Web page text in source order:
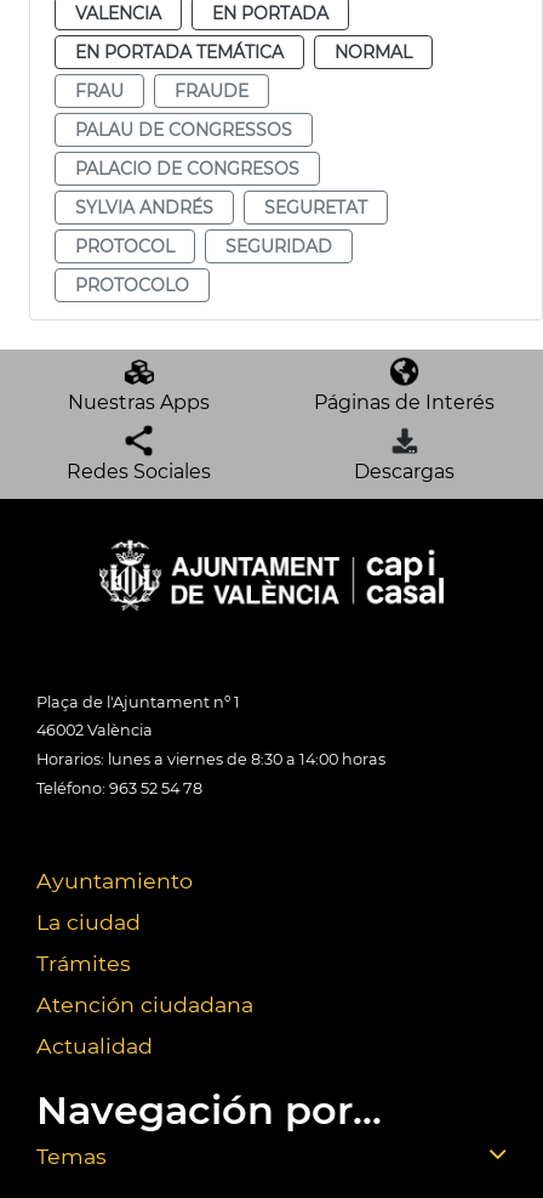
VALENCIA
EN PORTADA
EN PORTADA TEMÁTICA
NORMAL
FRAU
FRAUDE
PALAU DE CONGRESSOS
PALACIO DE CONGRESOS
SYLVIA ANDRÉS
SEGURETAT
PROTOCOL
SEGURIDAD
PROTOCOLO
Nuestras Apps Páginas de Interés
Redes Sociales Descargas
Plaça de l'Ajuntament nº 1
46002 València
Horarios: lunes a viernes de 8:30 a 14:00 horas
Teléfono: 963 52 54 78
Ayuntamiento
La ciudad
Trámites
Atención ciudadana
Actualidad
Navegación por...
Temas